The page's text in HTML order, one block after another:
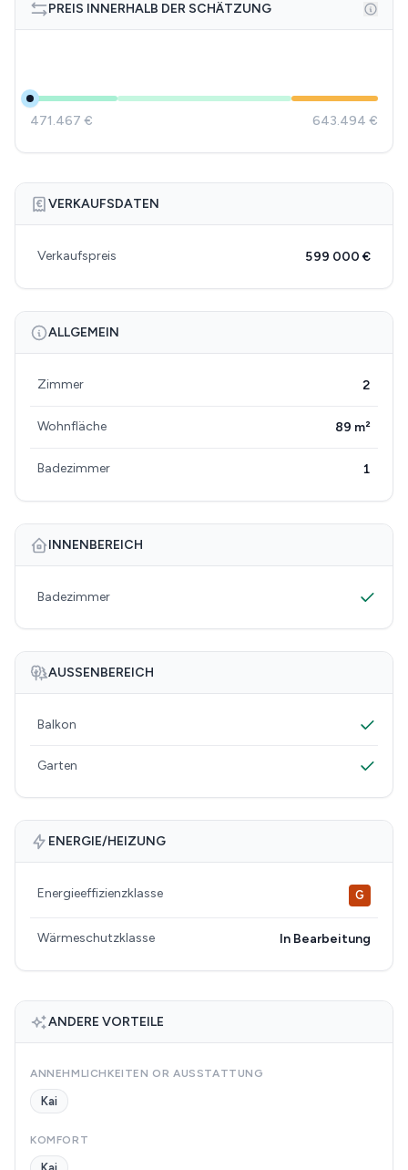
PREIS INNERHALB DER SCHÄTZUNG
471.467 € 643.494 €
VERKAUFSDATEN
Verkaufspreis 599 000 €
ALLGEMEIN
Zimmer 2
Wohnfläche 89 m²
Badezimmer 1
INNENBEREICH
Badezimmer
AUSSENBEREICH
Balkon
Garten
ENERGIE/HEIZUNG
Energieeffizienzklasse G
Wärmeschutzklasse In Bearbeitung
ANDERE VORTEILE
ANNEHMLICHKEITEN OR AUSSTATTUNG
Kai
KOMFORT